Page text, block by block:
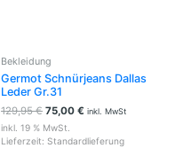
Bekleidung
Germot Schnürjeans Dallas
Leder Gr.31
129,95€ 75,00 € inkl. MwSt
inkl. 19 % MwSt.
Lieferzeit: Standardlieferung